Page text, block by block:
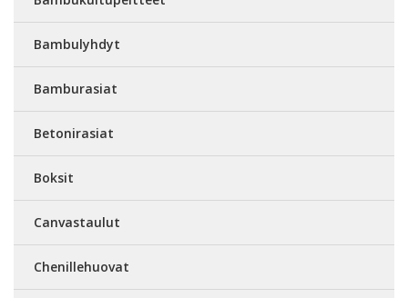
Bambulyhdyt
Bamburasiat
Betonirasiat
Boksit
Canvastaulut
Chenillehuovat